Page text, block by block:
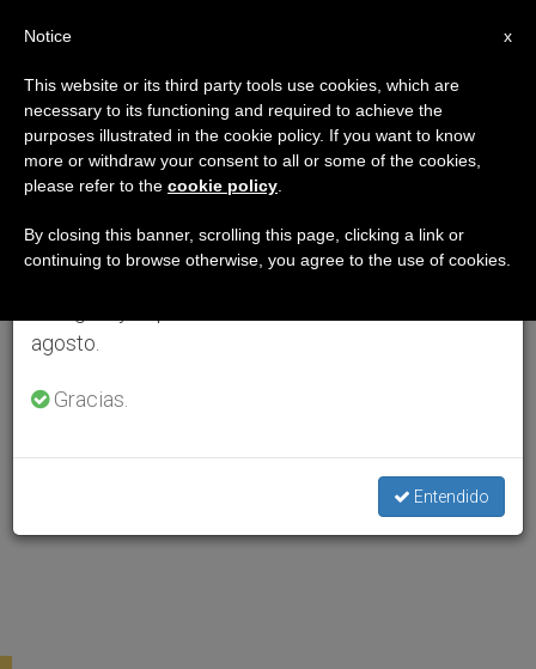
×
Aviso importante
Del 27 de julio al 7 de agosto haremos la pausa
anual, aprovechando que en el periodo de verano
se generan menos informaciones y también el
agosto.
Gracias.
Entendido
x
Notice
This website or its third party tools use cookies, which are
necessary to its functioning and required to achieve the
purposes illustrated in the cookie policy. If you want to know
more or withdraw your consent to all or some of the cookies,
please refer to the cookie policy
By closing this banner, scrolling this page, clicking a link or
continuing to browse otherwise, you agree to the use of cookies.